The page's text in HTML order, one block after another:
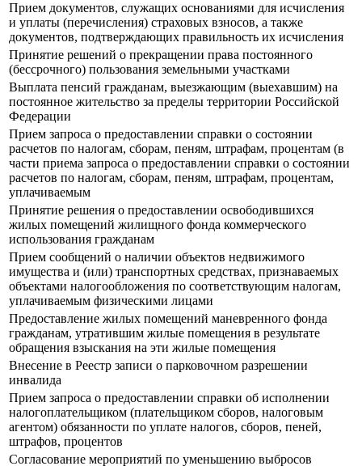
Прием документов, служащих основаниями для исчисления
и уплаты (перечисления) страховых взносов, а также
документов, подтверждающих правильность их исчисления
Принятие решений о прекращении права постоянного
(бессрочного) пользования земельными участками
Выплата пенсий гражданам, выезжающим (выехавшим) на
постоянное жительство за пределы территории Российской
Федерации
Прием запроса о предоставлении справки о состоянии
расчетов по налогам, сборам, пеням, штрафам, процентам (в
части приема запроса о предоставлении справки о состоянии
расчетов по налогам, сборам, пеням, штрафам, процентам,
уплачиваемым
Принятие решения о предоставлении освободившихся
жилых помещений жилищного фонда коммерческого
использования гражданам
Прием сообщений о наличии объектов недвижимого
имущества и (или) транспортных средствах, признаваемых
объектами налогообложения по соответствующим налогам,
уплачиваемым физическими лицами
Предоставление жилых помещений маневренного фонда
гражданам, утратившим жилые помещения в результате
обращения взыскания на эти жилые помещения
Внесение в Реестр записи о парковочном разрешении
инвалида
Прием запроса о предоставлении справки об исполнении
налогоплательщиком (плательщиком сборов, налоговым
агентом) обязанности по уплате налогов, сборов, пеней,
штрафов, процентов
Согласование мероприятий по уменьшению выбросов